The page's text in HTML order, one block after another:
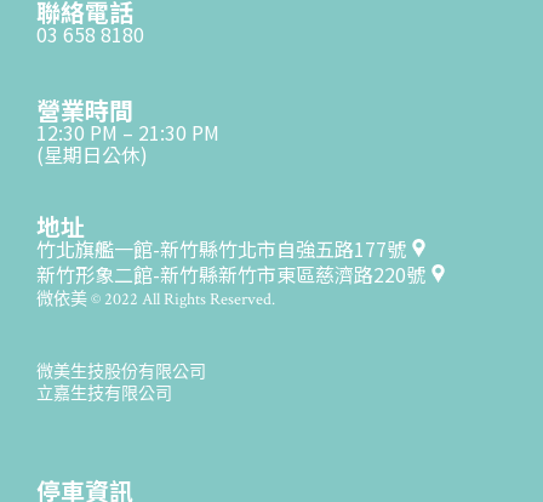
聯絡電話
03 658 8180
營業時間
12:30 PM – 21:30 PM
(星期日公休)
地址
竹北旗艦一館-新竹縣竹北市自強五路177號
新竹形象二館-新竹縣新竹市東區慈濟路220號
微依美 © 2022 All Rights Reserved.
微美生技股份有限公司
立嘉生技有限公司
停車資訊